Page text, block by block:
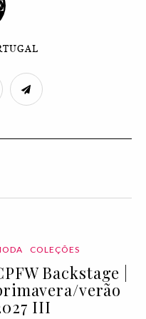
COLEÇÕES
Backstage |
verão
III